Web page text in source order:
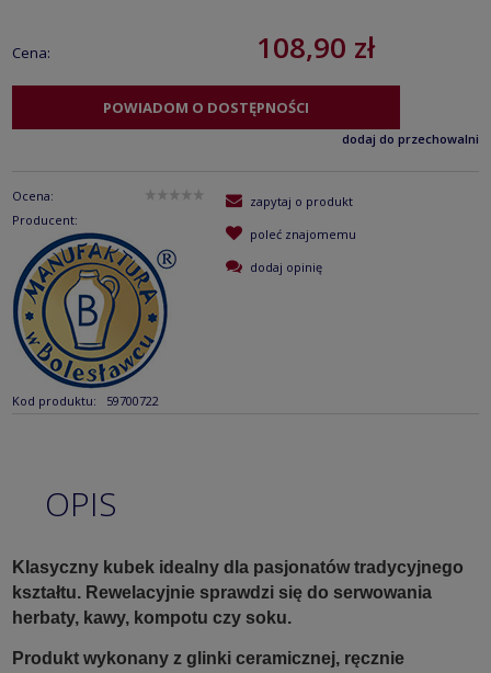
Cena: 108,90 zł
POWIADOM O DOSTĘPNOŚCI
dodaj do przechowalni
Ocena:
Producent:
Kod produktu: 59700722
zapytaj o produkt
poleć znajomemu
dodaj opinię
OPIS
Klasyczny kubek idealny dla pasjonatów tradycyjnego
kształtu. Rewelacyjnie sprawdzi się do serwowania
herbaty, kawy, kompotu czy soku.
Produkt wykonany z glinki ceramicznej, ręcznie